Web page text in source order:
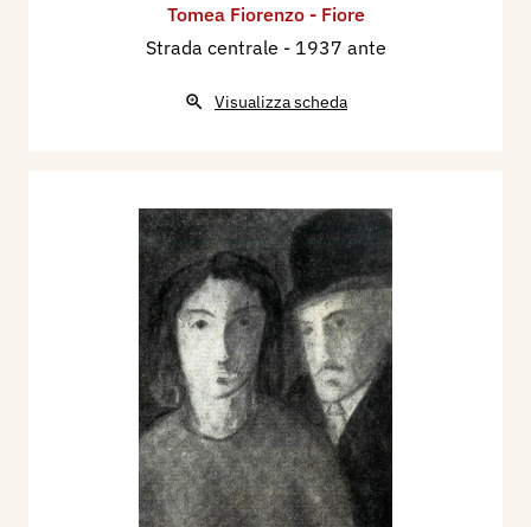
Tomea Fiorenzo - Fiore
Strada centrale - 1937 ante
Visualizza scheda